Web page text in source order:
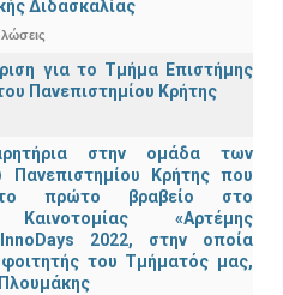
Διδασκαλίας
για το Τμήμα Επιστήμης
Πανεπιστημίου Κρήτης
στην ομάδα των
Πανεπιστημίου Κρήτης που
το πρώτο βραβείο στο
«Αρτέμης
2022, στην οποία
του Τμήματός μας,